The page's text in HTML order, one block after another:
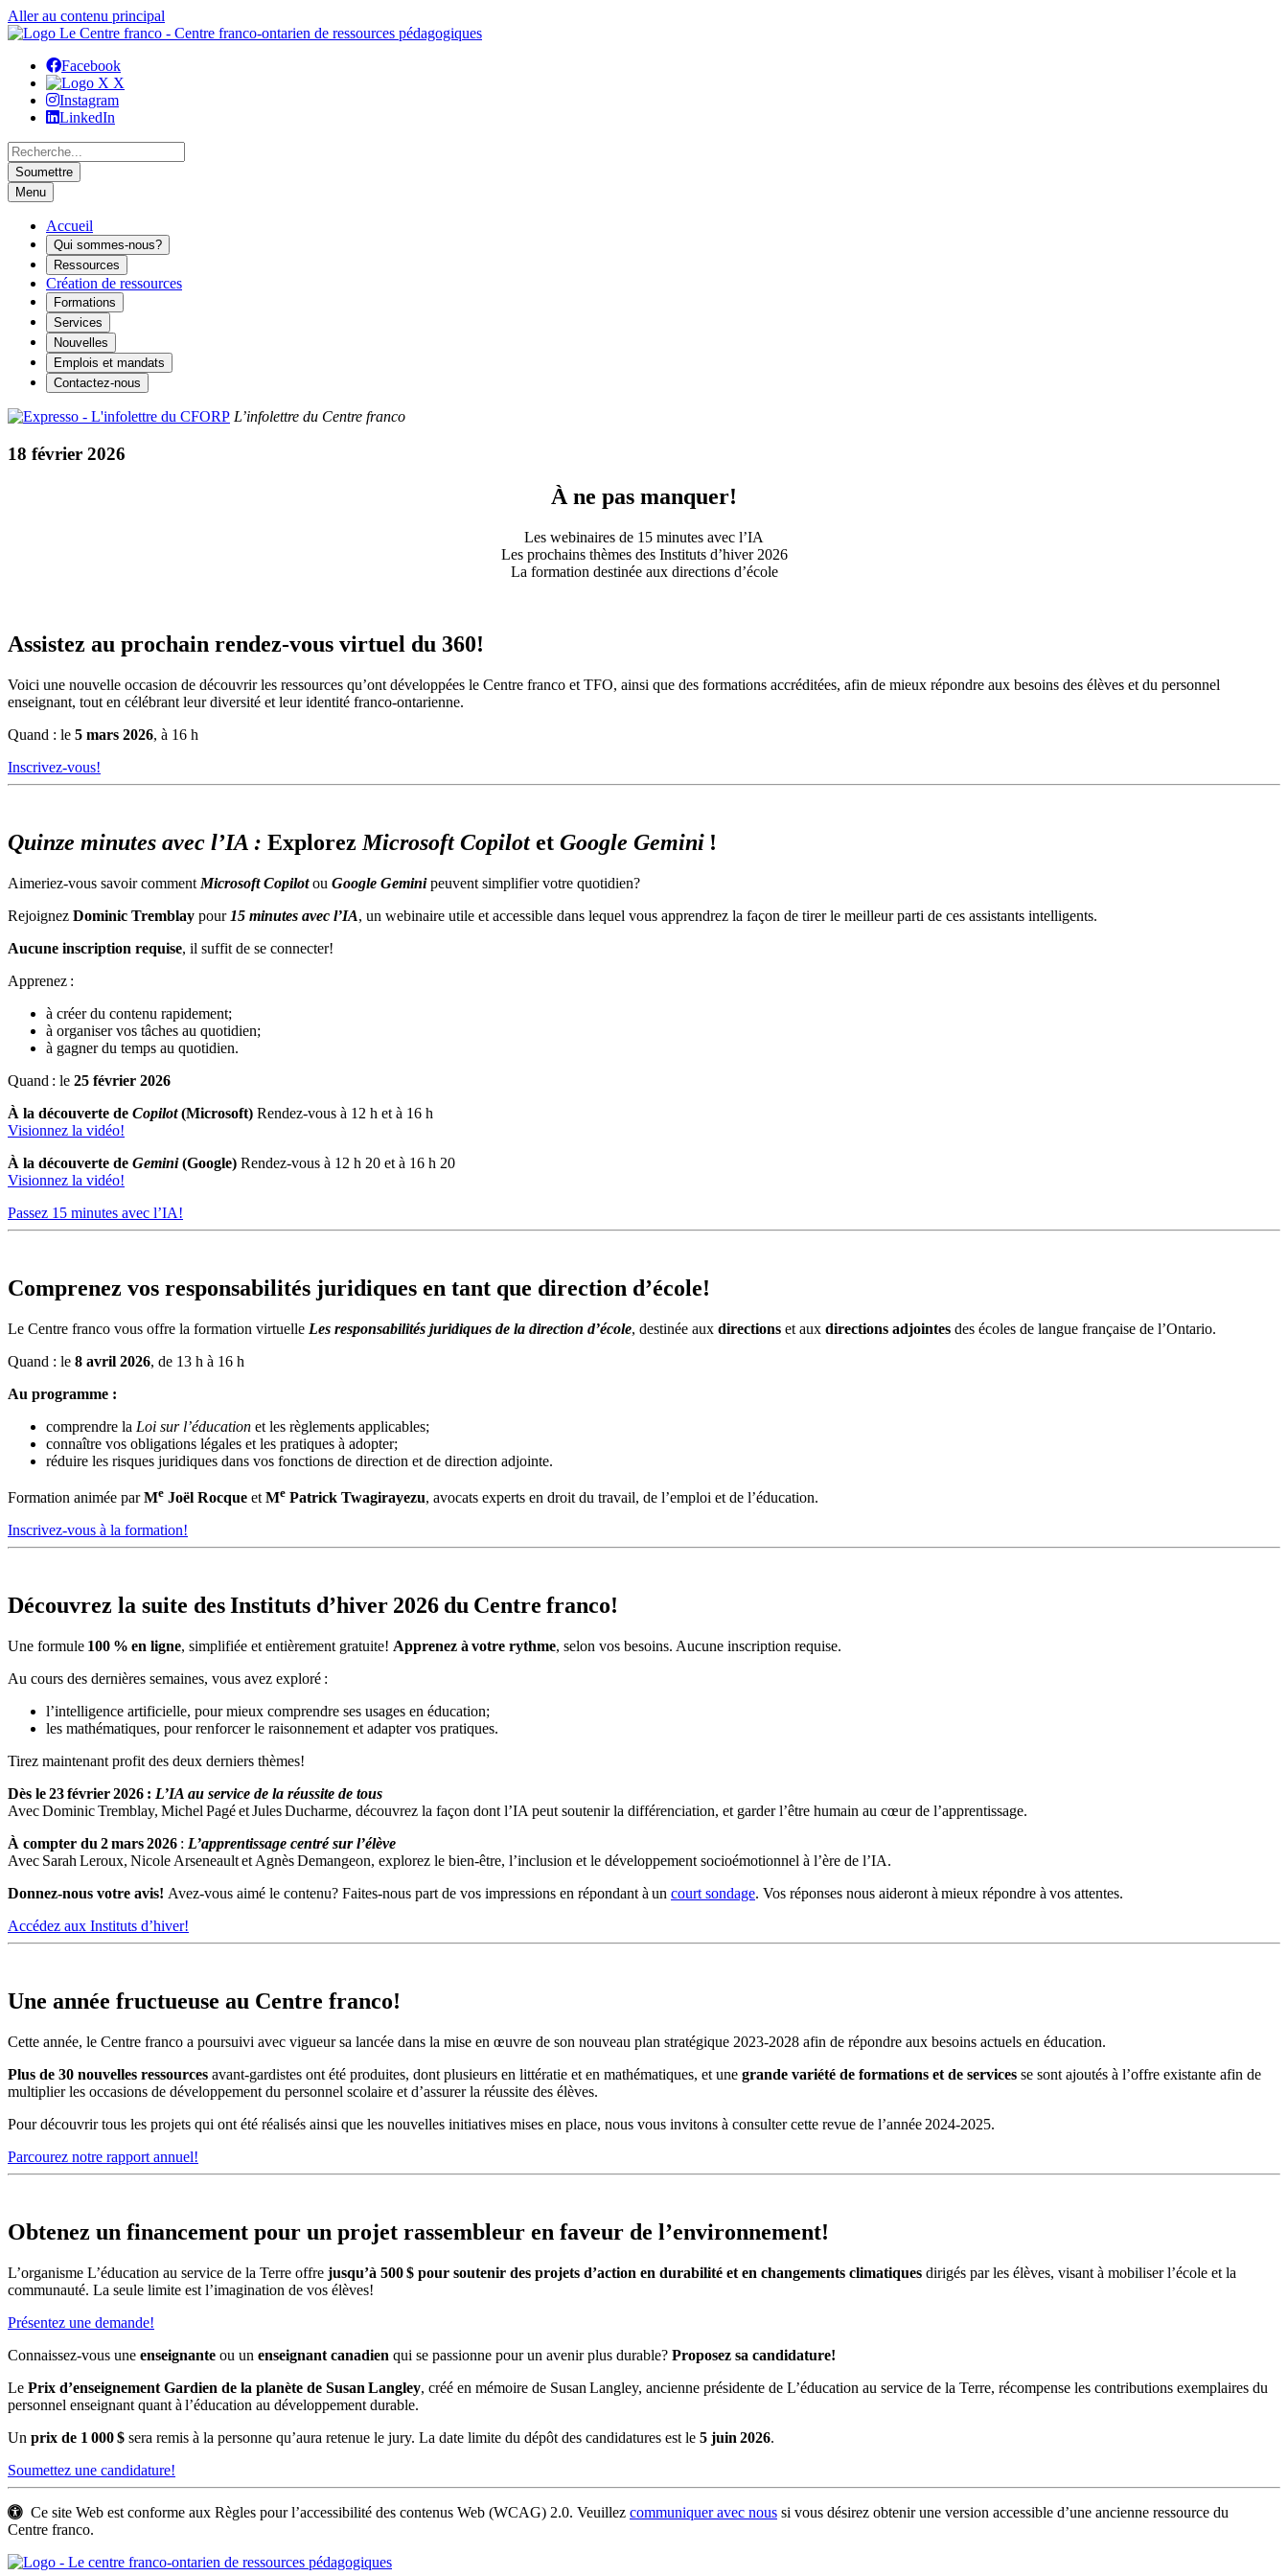
Aller au contenu principal
Facebook
X
Instagram
LinkedIn
Recherche
Menu
Accueil
Qui sommes-nous?
Ressources
Création de ressources
Formations
Services
Nouvelles
Emplois et mandats
Contactez-nous
L’infolettre du Centre franco
18 février 2026
À ne pas manquer!
Les webinaires de 15 minutes avec l’IA
Les prochains thèmes des Instituts d’hiver 2026
La formation destinée aux directions d’école
Assistez au prochain rendez-vous virtuel du 360!
Voici une nouvelle occasion de découvrir les ressources qu’ont développées le Centre franco et TFO, ainsi que des formations accréditées, afin de mieux répondre aux besoins des élèves et du personnel
enseignant, tout en célébrant leur diversité et leur identité franco-ontarienne.
Quand : le 5 mars 2026, à 16 h
Inscrivez-vous!
Quinze minutes avec l’IA : ExplorezMicrosoft Copilotet Google Gemini !
Aimeriez-vous savoir comment Microsoft Copilot ou Google Gemini peuvent simplifier votre quotidien?
Rejoignez Dominic Tremblay pour 15 minutes avec l’IA, un webinaire utile et accessible dans lequel vous apprendrez la façon de tirer le meilleur parti de ces assistants intelligents.
Aucune inscription requise, il suffit de se connecter!
Apprenez :
à créer du contenu rapidement;
à organiser vos tâches au quotidien;
à gagner du temps au quotidien.
Quand : le 25 février 2026
À la découverte de Copilot(Microsoft) Rendez-vous à 12 h et à 16 h
Visionnez la vidéo!
À la découverte de Gemini(Google) Rendez-vous à 12 h 20 et à 16 h 20
Visionnez la vidéo!
Passez 15 minutes avec l’IA!
Comprenez vos responsabilités juridiques en tant que direction d’école!
Le Centre franco vous offre la formation virtuelle Les responsabilités juridiques de la direction d’école, destinée aux directions et aux directions adjointes des écoles de langue française de l’Ontario.
Quand : le 8 avril 2026, de 13 h à 16 h
Au programme :
comprendre la Loi sur l’éducation et les règlements applicables;
connaître vos obligations légales et les pratiques à adopter;
réduire les risques juridiques dans vos fonctions de direction et de direction adjointe.
Formation animée parMe Joël Rocque et Me Patrick Twagirayezu, avocats experts en droit du travail, de l’emploi et de l’éducation.
Inscrivez-vous à la formation!
Découvrez la suite des Instituts d’hiver 2026 du Centre franco!
Une formule 100 % en ligne, simplifiée et entièrement gratuite! Apprenez à votre rythme, selon vos besoins. Aucune inscription requise.
Au cours des dernières semaines, vous avez exploré :
l’intelligence artificielle, pour mieux comprendre ses usages en éducation;
les mathématiques, pour renforcer le raisonnement et adapter vos pratiques.
Tirez maintenant profit des deux derniers thèmes!
Dès le23février2026 : L’IA au service de la réussite de tous
Avec Dominic Tremblay, Michel Pagé et Jules Ducharme, découvrez la façon dont l’IA peut soutenir la différenciation, et garder l’être humain au cœur de l’apprentissage.
À compter du 2mars2026 : L’apprentissage centré sur l’élève
Avec Sarah Leroux, Nicole Arseneault et Agnès Demangeon, explorez le bien-être, l’inclusion et le développement socioémotionnel à l’ère de l’IA.
Donnez-nous votre avis! Avez-vous aimé le contenu? Faites-nous part de vos impressions en répondant à un court sondage. Vos réponses nous aideront à mieux répondre à vos attentes.
Accédez aux Instituts d’hiver!
Une année fructueuse au Centre franco!
Cette année, le Centre franco a poursuivi avec vigueur sa lancée dans la mise en œuvre de son nouveau plan stratégique 2023-2028 afin de répondre aux besoins actuels en éducation.
Plus de 30 nouvelles ressources avant-gardistes ont été produites, dont plusieurs en littératie et en mathématiques, et une grande variété de formations et de services se sont ajoutés à l’offre existante afin de
multiplier les occasions de développement du personnel scolaire et d’assurer la réussite des élèves.
Pour découvrir tous les projets qui ont été réalisés ainsi que les nouvelles initiatives mises en place, nous vous invitons à consulter cette revue de l’année 2024-2025.
Parcourez notre rapport annuel!
Obtenez un financement pour un projet rassembleur en faveur de l’environnement!
L’organisme L’éducation au service de la Terre offre jusqu’à 500$ pour soutenir des projets d’action en durabilité et en changements climatiques dirigés par les élèves, visant à mobiliser l’école et la
communauté. La seule limite est l’imagination de vos élèves!
Présentez une demande!
Connaissez-vous une enseignante ou un enseignant canadien qui se passionne pour un avenir plus durable? Proposez sa candidature!
Le Prix d’enseignement Gardien de la planète de Susan Langley, créé en mémoire de Susan Langley, ancienne présidente de L’éducation au service de la Terre, récompense les contributions exemplaires du
personnel enseignant quant à l’éducation au développement durable.
Un prix de 1 000$ sera remis à la personne qu’aura retenue le jury. La date limite du dépôt des candidatures est le 5 juin 2026.
Soumettez une candidature!
Ce site Web est conforme aux Règles pour l’accessibilité des contenus Web (WCAG) 2.0. Veuillez communiquer avec nous si vous désirez obtenir une version accessible d’une ancienne ressource du
Centre franco.